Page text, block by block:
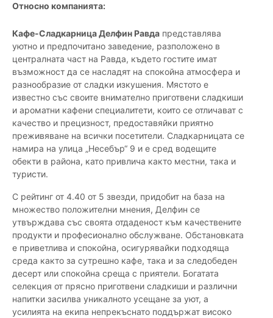
Относно компанията:
Кафе-Сладкарница Делфин Равда представлява
уютно и предпочитано заведение, разположено в
централната част на Равда, където гостите имат
възможност да се насладят на спокойна атмосфера и
разнообразие от сладки изкушения. Мястото е
известно със своите внимателно приготвени сладкиши
и ароматни кафени специалитети, които се отличават с
качество и прецизност, предоставяйки приятно
преживяване на всички посетители. Сладкарницата се
намира на улица „Несебър“ 9 и е сред водещите
обекти в района, като привлича както местни, така и
туристи.
С рейтинг от 4.40 от 5 звезди, придобит на база на
множество положителни мнения, Делфин се
утвърждава със своята отдаденост към качествените
продукти и професионално обслужване. Обстановката
е приветлива и спокойна, осигурявайки подходяща
среда както за сутрешно кафе, така и за следобеден
десерт или спокойна среща с приятели. Богатата
селекция от прясно приготвени сладкиши и различни
напитки засилва уникалното усещане за уют, а
усилията на екипа непрекъснато поддържат високо